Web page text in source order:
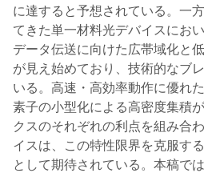
に達すると予想されている。一
てきた単一材料光デバイスに
データ伝送に向けた広帯域化と
が見え始めており、技術的なブ
いる。高速・高効率動作に優れ
素子の小型化による高密度集積
クスのそれぞれの利点を組み合
イスは、この特性限界を克服す
として期待されている。本稿で